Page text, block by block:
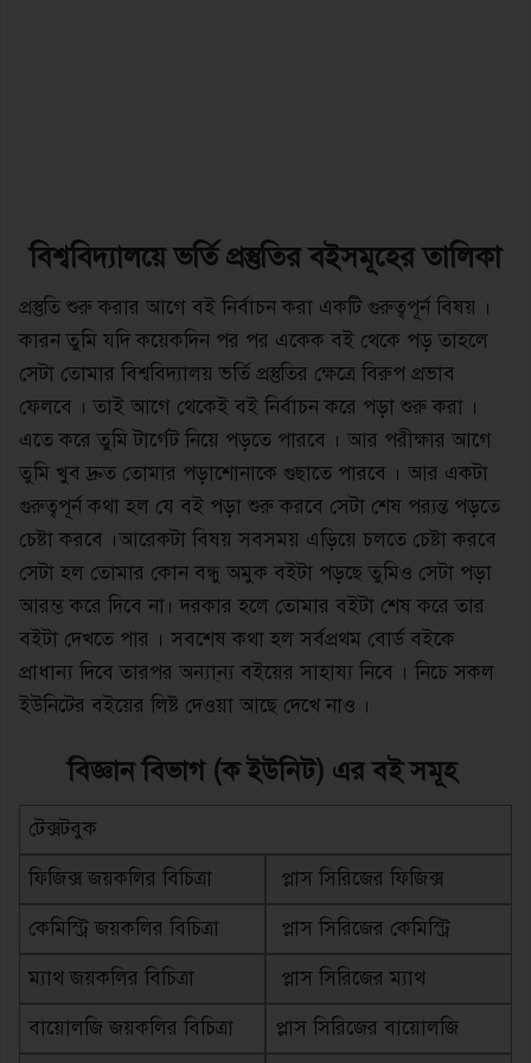
বিশ্ববিদ্যালয়ে ভর্তি প্রস্তুতির বইসমূহের তালিকা
প্রস্তুতি শুরু করার আগে বই নির্বাচন করা একটি গুরুত্বপূর্ন বিষয় ।
কারন তুমি যদি কয়েকদিন পর পর একেক বই থেকে পড় তাহলে
সেটা তোমার বিশ্ববিদ্যালয় ভর্তি প্রস্তুতির ক্ষেত্রে বিরুপ প্রভাব
ফেলবে । তাই আগে থেকেই বই নির্বাচন করে পড়া শুরু করা ।
এতে করে তুমি টার্গেট নিয়ে পড়তে পারবে । আর পরীক্ষার আগে
তুমি খুব দ্রুত তোমার পড়াশোনাকে গুছাতে পারবে । আর একটা
গুরুত্বপূর্ন কথা হল যে বই পড়া শুরু করবে সেটা শেষ পর‌্যন্ত পড়তে
চেষ্টা করবে ।আরেকটা বিষয় সবসময় এড়িয়ে চলতে চেষ্টা করবে
সেটা হল তোমার কোন বন্ধু অমুক বইটা পড়ছে তুমিও সেটা পড়া
আরম্ভ করে দিবে না। দরকার হলে তোমার বইটা শেষ করে তার
বইটা দেখতে পার । সবশেষ কথা হল সর্বপ্রথম বোর্ড বইকে
প্রাধান্য দিবে তারপর অন্যা্ন্য বইয়ের সাহায্য নিবে । নিচে সকল
ইউনিটের বইয়ের লিষ্ট দেওয়া আছে দেখে নাও ।
বিজ্ঞান বিভাগ (ক ইউনিট) এর বই সমূহ
টেক্সটবুক
ফিজিক্স জয়কলির বিচিত্রা
প্লাস সিরিজের ফিজিক্স
কেমিস্ট্রি জয়কলির বিচিত্রা
প্লাস সিরিজের কেমিস্ট্রি
ম্যাথ জয়কলির বিচিত্রা
প্লাস সিরিজের ম্যাথ
বায়োলজি জয়কলির বিচিত্রা
প্লাস সিরিজের বায়োলজি